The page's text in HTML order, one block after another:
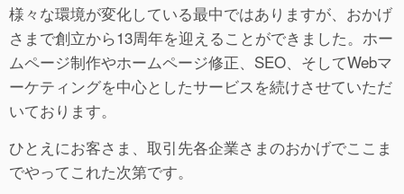
様々な環境が変化している最中ではありますが、おかげ
さまで創立から13周年を迎えることができました。ホー
ムページ制作やホームページ修正、SEO、そしてWebマ
ーケティングを中心としたサービスを続けさせていただ
いております。
ひとえにお客さま、取引先各企業さまのおかげでここま
でやってこれた次第です。